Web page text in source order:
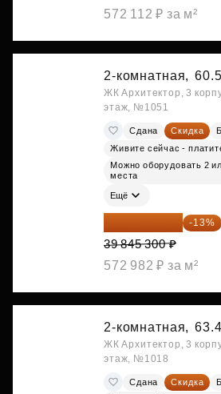
572 112 ₽ за м²
2-комнатная,
ЖК Архитектор, 3
этаж, №1051
Сдана Скидка
Живите сейчас -
Можно оборудовать 2
места
Ещё
34 665 411 ₽ -13%
39 845 300 ₽
572 982 ₽ за м²
2-комнатная,
ЖК Архитектор, 3
этаж, №1018
Сдана Скидка